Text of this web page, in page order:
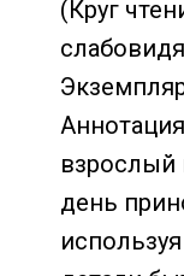
(Круг
взрослый
день